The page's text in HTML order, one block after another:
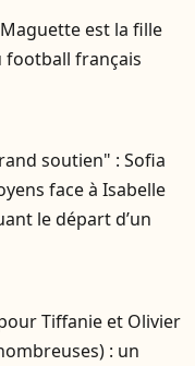
est la fille
football français
soutien" : Sofia
face à Isabelle
le départ d’un
Tiffanie et Olivier
: un